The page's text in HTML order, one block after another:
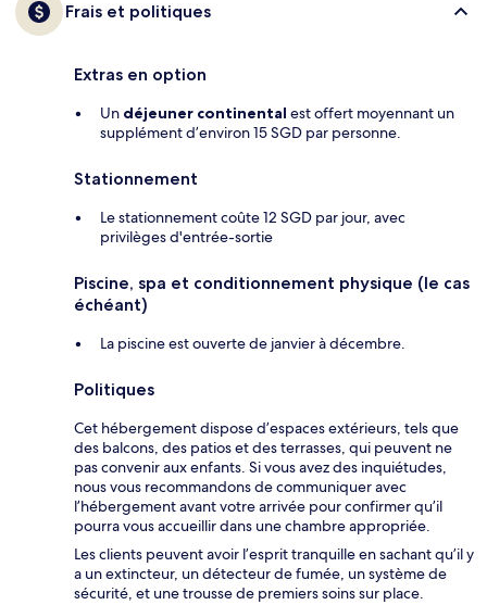
Frais et politiques
Extras en option
Un déjeuner continental est offert moyennant un
supplément d’environ 15 SGD par personne.
Stationnement
Le stationnement coûte 12 SGD par jour, avec
privilèges d'entrée-sortie
Piscine, spa et conditionnement physique (le cas
échéant)
La piscine est ouverte de janvier à décembre.
Politiques
Cet hébergement dispose d’espaces extérieurs, tels que
des balcons, des patios et des terrasses, qui peuvent ne
pas convenir aux enfants. Si vous avez des inquiétudes,
nous vous recommandons de communiquer avec
l’hébergement avant votre arrivée pour confirmer qu’il
pourra vous accueillir dans une chambre appropriée.
Les clients peuvent avoir l’esprit tranquille en sachant qu’il y
a un extincteur, un détecteur de fumée, un système de
sécurité, et une trousse de premiers soins sur place.